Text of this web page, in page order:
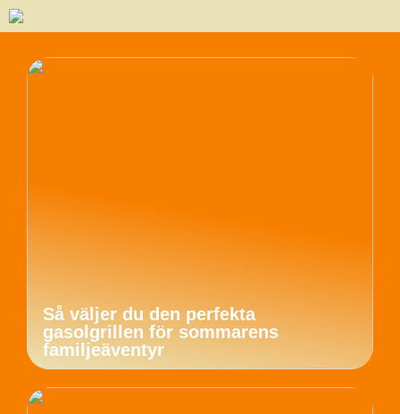
Så väljer du den perfekta
gasolgrillen för sommarens
familjeäventyr